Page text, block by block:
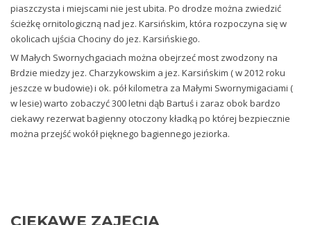
piaszczysta i miejscami nie jest ubita. Po drodze można zwiedzić
ścieżkę ornitologiczną nad jez. Karsińskim, która rozpoczyna się w
okolicach ujścia Chociny do jez. Karsińskiego.
W Małych Swornychgaciach można obejrzeć most zwodzony na
Brdzie miedzy jez. Charzykowskim a jez. Karsińskim ( w 2012 roku
jeszcze w budowie) i ok. pół kilometra za Małymi Swornymigaciami (
w lesie) warto zobaczyć 300 letni dąb Bartuś i zaraz obok bardzo
ciekawy rezerwat bagienny otoczony kładką po której bezpiecznie
można przejść wokół pięknego bagiennego jeziorka.
CIEKAWE ZAJĘCIA